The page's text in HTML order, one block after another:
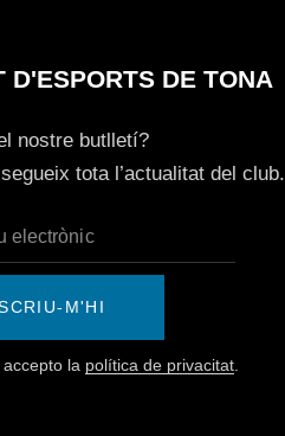
D'ESPORTS DE TONA
nostre butlletí?
tota l’actualitat del club.
M'HI
accepto la política de privacitat.